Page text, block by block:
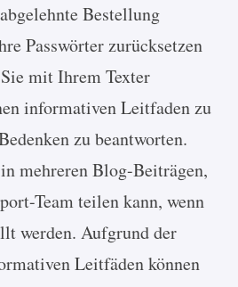
Bestellung
Passwörter zurücksetzen
mit Ihrem Texter
informativen Leitfaden zu
zu beantworten.
mehreren Blog-Beiträgen,
Team teilen kann, wenn
werden. Aufgrund der
Leitfäden können